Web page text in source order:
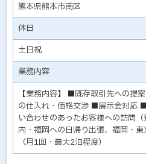
熊本県熊本市南区
休日
土日祝
業務内容
【業務内容】 ■既存取引先への提
の仕入れ・価格交渉 ■展示会対応
い合わせのあったお客様への訪問
内・福岡への日帰り出張、福岡・
（月1回・最大2泊程度）